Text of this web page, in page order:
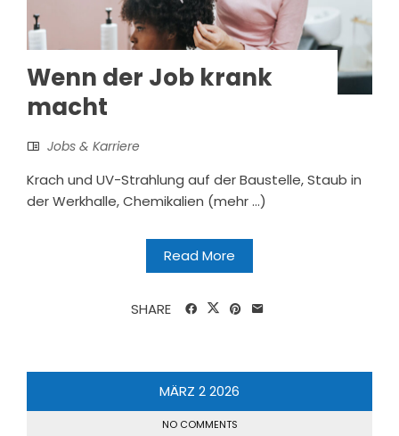
Wenn der Job krank
macht
Jobs & Karriere
Krach und UV-Strahlung auf der Baustelle, Staub in
der Werkhalle, Chemikalien (mehr …)
Read More
SHARE
MÄRZ 22026
NO COMMENTS